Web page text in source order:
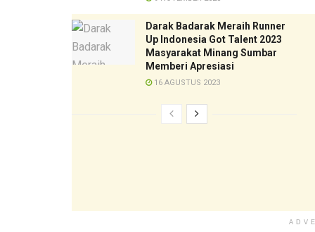
Darak Badarak Meraih Runner
Up Indonesia Got Talent 2023
Masyarakat Minang Sumbar
Memberi Apresiasi
16 AGUSTUS 2023